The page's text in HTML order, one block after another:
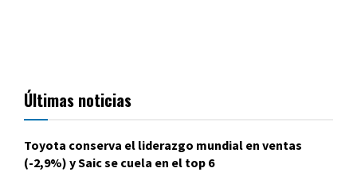
Últimas noticias
Toyota conserva el liderazgo mundial en ventas
(-2,9%) y Saic se cuela en el top 6